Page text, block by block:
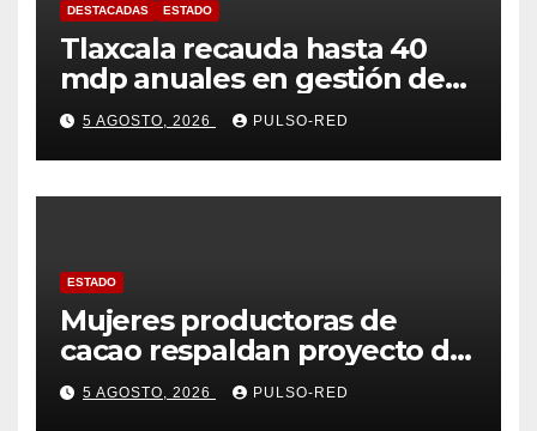
DESTACADAS ESTADO
Tlaxcala recauda hasta 40
mdp anuales en gestión de
residuos: PAA
5 AGOSTO, 2026 PULSO-RED
ESTADO
Mujeres productoras de
cacao respaldan proyecto de
Alfonso Sánchez García
rumbo a la Coordinación
5 AGOSTO, 2026 PULSO-RED